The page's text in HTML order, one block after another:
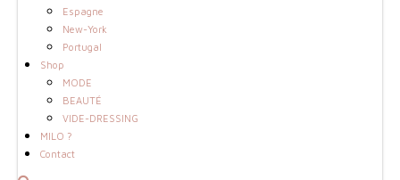
Espagne
New-York
Portugal
Shop
MODE
BEAUTÉ
VIDE-DRESSING
MILO ?
Contact